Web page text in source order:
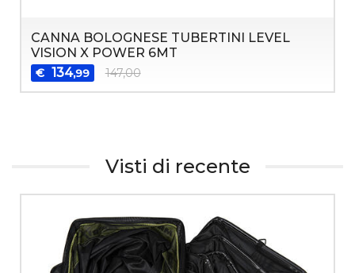
CANNA BOLOGNESE TUBERTINI LEVEL
VISION X POWER 6MT
€ 134,99 147,00
Visti di recente